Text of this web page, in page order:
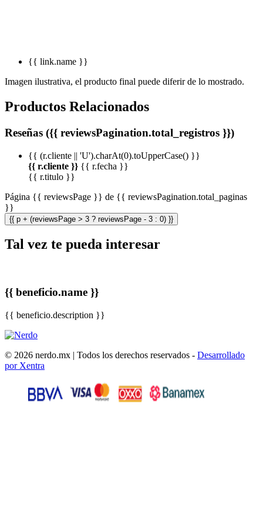
{{ link.name }}
Imagen ilustrativa, el producto final puede diferir de lo mostrado.
Productos Relacionados
Reseñas ({{ reviewsPagination.total_registros }})
{{ (r.cliente || 'U').charAt(0).toUpperCase() }}
{{ r.cliente }} {{ r.fecha }}
{{ r.titulo }}
Página {{ reviewsPage }} de {{ reviewsPagination.total_paginas
}}
{{ p + (reviewsPage > 3 ? reviewsPage - 3 : 0) }}
Tal vez te pueda interesar
{{ beneficio.name }}
{{ beneficio.description }}
© 2026 nerdo.mx | Todos los derechos reservados - Desarrollado
por Xentra